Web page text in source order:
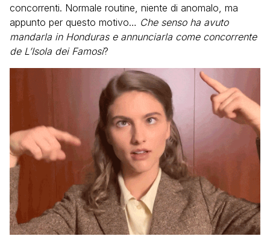
concorrenti. Normale routine, niente di anomalo, ma
appunto per questo motivo… Che senso ha avuto
mandarla in Honduras e annunciarla come concorrente
de L’Isola dei Famosi?